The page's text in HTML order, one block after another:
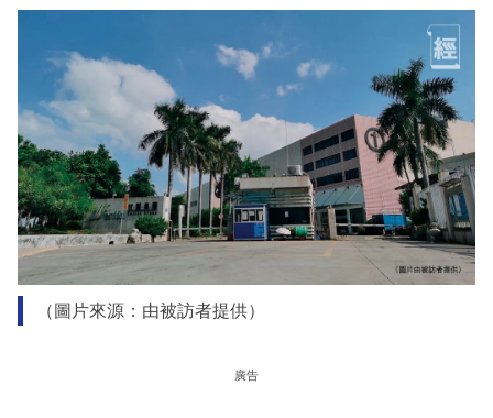
（圖片來源：由被訪者提供）
廣告